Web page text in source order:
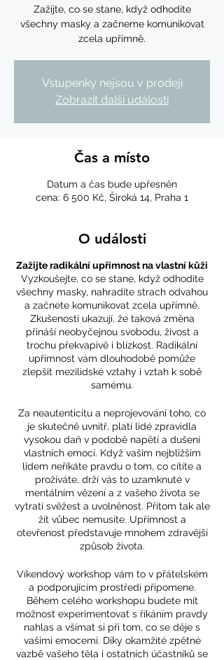
Zažijte, co se stane, když odhodíte
všechny masky a začneme komunikovat
zcela upřímně.
Vstupenky nejsou v prodeji
Zobrazit další události
Čas a místo
Datum a čas bude upřesněn
cena: 6 500 Kč, Široká 14, Praha 1
O události
Zažijte radikální upřímnost na vlastní kůži
Vyzkoušejte, co se stane, když odhodíte
všechny masky, nahradíte strach odvahou
a začnete komunikovat zcela upřímně.
Zkušenosti ukazují, že taková změna
přináší neobyčejnou svobodu, živost a
trochu překvapivě i blízkost. Radikální
upřímnost vám dlouhodobě pomůže
zlepšit mezilidské vztahy i vztah k sobě
samému.
Za neautenticitu a neprojevování toho, co
je skutečně uvnitř, platí lidé zpravidla
vysokou daň v podobě napětí a dušení
vlastních emocí. Když vašim nejbližším
lidem neříkáte pravdu o tom, co cítíte a
prožíváte, drží vás to uzamknuté v
mentálním vězení a z vašeho života se
vytratí svěžest a uvolněnost. Přitom tak ale
žít vůbec nemusíte. Upřímnost a
otevřenost představuje mnohem zdravější
způsob života.
Víkendový workshop vám to v přátelském
a podporujícím prostředí připomene.
Během celého workshopu budete mít
možnost experimentovat s říkáním pravdy
nahlas a všímat si při tom, co se děje s
vašimi emocemi. Díky okamžité zpětné
vazbě vašeho těla i ostatních účastníků se